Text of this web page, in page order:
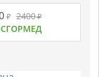
₽ 2400₽